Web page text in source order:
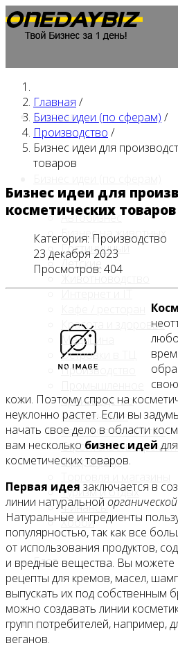
Главная
Автобизнес
Бизнес на животных
Гостиничный
Детские
Животноводство
Красота и здоровье
Медицина
Островки в ТЦ
Производство
производство
Развлечения
Сельское хозяйство
Строительство, ремонт
Сфера услуг
Туризм и отдых
Финансы
Хобби
Блог
Контакты
Главная /
Бизнес идеи (по сферам) /
Производство /
Бизнес идеи для
товаров
Бизнес идеи для
косметических товаров
Категория: Производство
23 декабря 2023
Просмотров: 404
кожи. Поэтому спрос на
неуклонно растет. Если вы
начать свое дело в области
вам несколько бизнес идей
косметических товаров.
Первая идея заключается в
линии натуральной
Натуральные ингредиенты
популярностью, так как все
от использования продуктов,
и вредные вещества. Вы можете
рецепты для кремов, масел,
выпускать их под собственным
можно создавать линии
групп потребителей, например,
веганов.